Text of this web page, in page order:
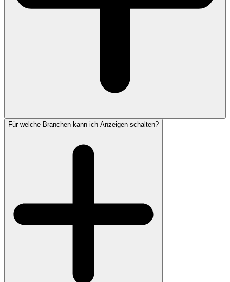
Für welche Branchen kann ich Anzeigen schalten?